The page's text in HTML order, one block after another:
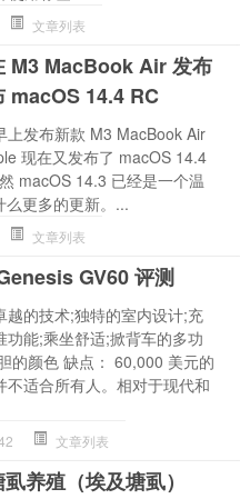
文章列表
M3 MacBook Air 发布
macOS 14.4 RC
上发布新款 M3 MacBook Air
现在又发布了 macOS 14.4
macOS 14.3 已经是一个温
更多的更新。...
文章列表
GV60 评测
越的技术;独特的室内设计;充
功能;乘坐舒适;掀背车的多功
的颜色 缺点： 60,000 美元的
不适合所有人。相对于现代和
文章列表
养殖（埃及塘虱）